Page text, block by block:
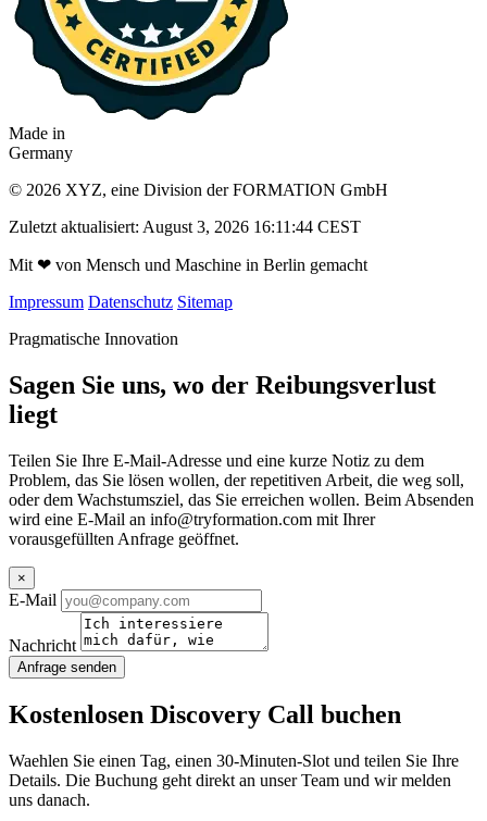
Made in
Germany
© 2026 XYZ, eine Division der FORMATION GmbH
Zuletzt aktualisiert: August 3, 2026 16:11:44 CEST
Mit ❤ von Mensch und Maschine in Berlin gemacht
Impressum Datenschutz Sitemap
Pragmatische Innovation
Sagen Sie uns, wo der Reibungsverlust
liegt
Teilen Sie Ihre E-Mail-Adresse und eine kurze Notiz zu dem
Problem, das Sie lösen wollen, der repetitiven Arbeit, die weg soll,
oder dem Wachstumsziel, das Sie erreichen wollen. Beim Absenden
wird eine E-Mail an info@tryformation.com mit Ihrer
vorausgefüllten Anfrage geöffnet.
×
E-Mail
Nachricht
Anfrage senden
Kostenlosen Discovery Call buchen
Waehlen Sie einen Tag, einen 30-Minuten-Slot und teilen Sie Ihre
Details. Die Buchung geht direkt an unser Team und wir melden
uns danach.